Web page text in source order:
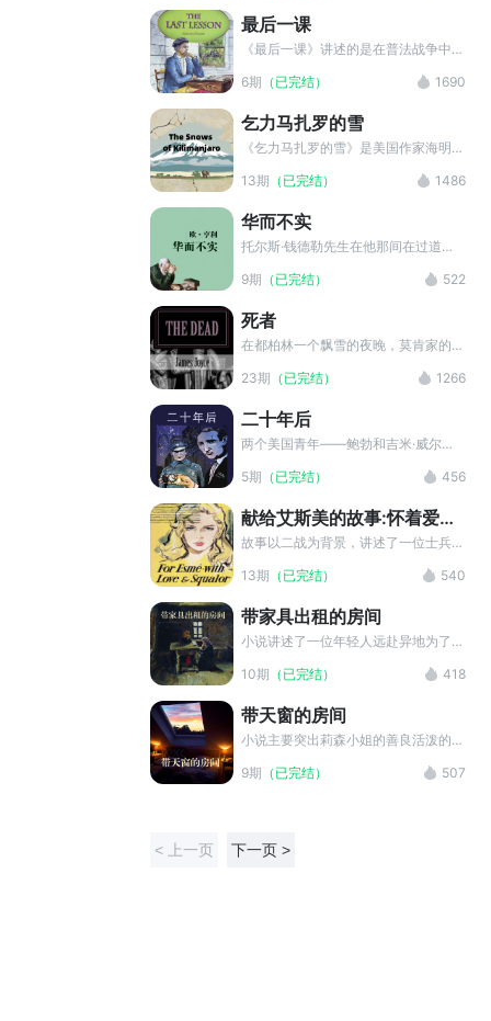
英语进行自我表达并由此给人带来稿
酬。
最后一课
《最后一课》讲述的是在普法战争中被
告别自己母语的最后一堂课，通过一个
对自己故土的深切的思念。
6期 （已完结） 1690
乞力马扎罗的雪
《乞力马扎罗的雪》是美国作家海明威
里去非洲狩猎，途中汽车抛锚，皮肤被
等待一架飞机来把他送到医院治疗。小
说围绕“死亡”和“即将死亡”来写，但根
现在的历程回顾。
13期 （已完结） 1486
华而不实
托尔斯·钱德勒先生在他那间在过道上
小煤气炉上，另一只熨斗拿在手里，使
子，待会儿从钱德勒先生的漆皮鞋到低
领坎肩的下摆就可以看到两条笔挺的裤
9期 （已完结） 522
死者
在都柏林一个飘雪的夜晚，莫肯家的年
中，骄傲的加布里埃尔却陷入重重困境
质问，以及妻子格丽塔的神秘沉默。当
宾客散去，一首古老的爱尔兰民谣揭开
对生命与死亡的哲思，宛如融雪渗入灵
23期 （已完结） 1266
二十年后
两个美国青年——鲍勃和吉米·威尔斯
部去创业时，他们相约20年后在纽约
荡了20年并且正受芝加哥警方辑捕的
鲍勃赶到纽约来践约时，在纽约已当了
勃。
5期 （已完结） 456
献给艾斯美的故事:怀着爱与
凄楚
故事以二战为背景，讲述了一位士兵与
刻的相遇。它探讨了战争创伤、纯真与
13期 （已完结） 540
带家具出租的房间
小说讲述了一位年轻人远赴异地为了寻
小姐，而出租了一间自带夹具又有些脏
了这间房间遍布自己心中的她的气息，
但却没有直接证据。于是他问房东这间
间有位美丽小姐自杀的事实，而故意隐
10期 （已完结） 418
带天窗的房间
小说主要突出莉森小姐的善良活泼的美
比。写到莉森小姐倍受冷眼反映了当时
的美好品质。
9期 （已完结） 507
< 上一页 下一页 >